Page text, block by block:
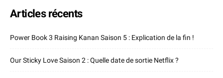
Articles récents
Power Book 3 Raising Kanan Saison 5 : Explication de la fin !
Our Sticky Love Saison 2 : Quelle date de sortie Netflix ?